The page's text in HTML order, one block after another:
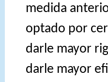
medida
optado por
darle mayor
darle mayor